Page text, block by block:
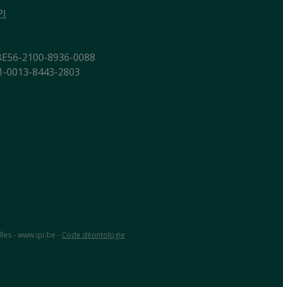
2100-8936-0088
0013-8443-2803
- www.ipi.be - Code déontologie